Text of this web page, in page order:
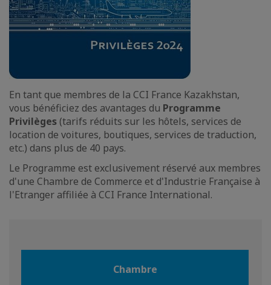
En tant que membres de la CCI France Kazakhstan,
vous bénéficiez des avantages du Programme
Privilèges (tarifs réduits sur les hôtels, services de
location de voitures, boutiques, services de traduction,
etc.) dans plus de 40 pays.
Le Programme est exclusivement réservé aux membres
d'une Chambre de Commerce et d'Industrie Française à
l'Etranger affiliée à CCI France International.
Chambre